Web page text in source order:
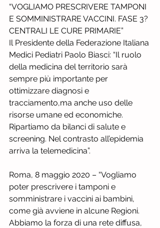
“VOGLIAMO PRESCRIVERE TAMPONI
E SOMMINISTRARE VACCINI. FASE 3?
CENTRALI LE CURE PRIMARIE”
Il Presidente della Federazione Italiana
Medici Pediatri Paolo Biasci: “Il ruolo
della medicina del territorio sarà
sempre più importante per
ottimizzare diagnosi e
tracciamento,ma anche uso delle
risorse umane ed economiche.
Ripartiamo da bilanci di salute e
screening. Nel contrasto all’epidemia
arriva la telemedicina”.
Roma, 8 maggio 2020 – “Vogliamo
poter prescrivere i tamponi e
somministrare i vaccini ai bambini,
come già avviene in alcune Regioni.
Abbiamo la forza di una rete diffusa,